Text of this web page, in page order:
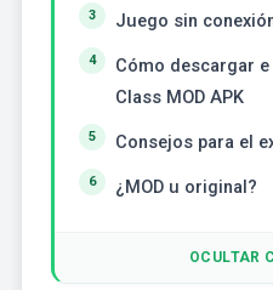
Juego sin
Cómo descargar
Class MOD APK
Consejos para el
¿MOD u original?
OCULTAR